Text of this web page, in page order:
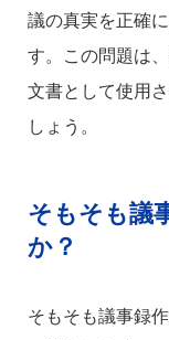
議の真実を正確
す。この問題は
文書として使用
しょう。
そもそも議
か？
そもそも議事録